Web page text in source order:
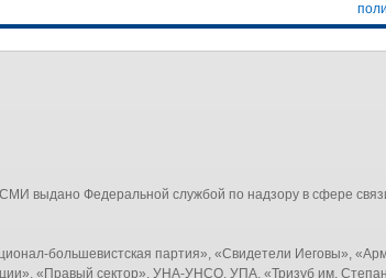
выдано Федеральной службой по надзору в сфере
большевистская партия», «Свидетели Иеговы»,
«Правый сектор», УНА-УНСО, УПА, «Тризуб им.